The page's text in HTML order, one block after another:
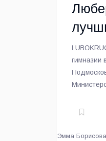
гимназии
Люберцы
Эмма Борисова